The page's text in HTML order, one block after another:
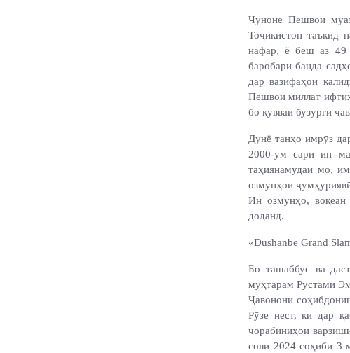
Чуноне Пешвои
Тоҷикистон таъкид
нафар, ё беш аз 49
баробари банда
дар вазифаҳои
Пешвои миллат
бо қувваи бузурги
Дунё танҳо имрӯз
2000-ум сари ин
таҳиянамудаи мо,
озмунҳои
Ин озмунҳо, воқеан
доданд.
«Dushanbe Grand
Бо ташаббус ва
муҳтарам Рустами
Ҷавонони
Рӯзе нест, ки дар
чорабиниҳои
соли 2024 соҳиби 3